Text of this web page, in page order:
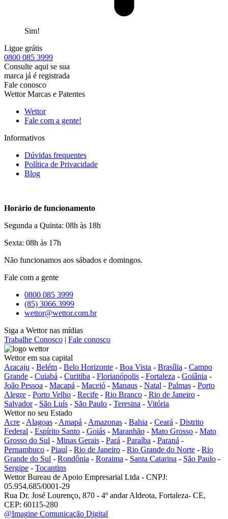
Sim!
Ligue grátis
0800 085 3999
Consulte aqui se sua
marca já é registrada
Fale conosco
Wettor Marcas e Patentes
Wettor
Fale com a gente!
Informativos
Dúvidas frequentes
Política de Privacidade
Blog
Horário de funcionamento
Segunda a Quinta: 08h às 18h
Sexta: 08h às 17h
Não funcionamos aos sábados e domingos.
Fale com a gente
0800 085 3999
(85) 3066.3999
wettor@wettor.com.br
Siga a Wettor nas mídias
Trabalhe Conosco | Fale conosco
Wettor em sua capital
Aracaju - Belém - Belo Horizonte - Boa Vista - Brasília - Campo
Grande - Cuiabá - Curitiba - Florianópolis - Fortaleza - Goiânia -
João Pessoa - Macapá - Maceió - Manaus - Natal - Palmas - Porto
Alegre - Porto Velho - Recife - Rio Branco - Rio de Janeiro -
Salvador- São Luís - São Paulo - Teresina - Vitória
Wettor no seu Estado
Acre - Alagoas - Amapá - Amazonas - Bahia - Ceará - Distrito
Federal - Espírito Santo - Goiás - Maranhão - Mato Grosso - Mato
Grosso do Sul - Minas Gerais - Pará - Paraíba - Paraná -
Pernambuco - Piauí- Rio de Janeiro - Rio Grande do Norte - Rio
Grande do Sul - Rondônia - Roraima - Santa Catarina - São Paulo -
Sergipe - Tocantins
Wettor Bureau de Apoio Empresarial Ltda - CNPJ:
05.954.685/0001-29
Rua Dr. José Lourenço, 870 - 4º andar Aldeota, Fortaleza- CE,
CEP: 60115-280
@Imagine Comunicação Digital